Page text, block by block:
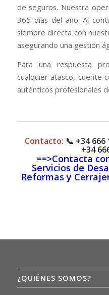
de seguros. Nuestra
365 días del año. Al
siempre directa con
asegurando una gestión
Para una respuesta
cualquier atasco, cuente
auténticos profesionales
Contacto: 📞 +34 666
+34
==>Contacta
Servicios de
Reformas y
¿QUIÉNES SOMOS?